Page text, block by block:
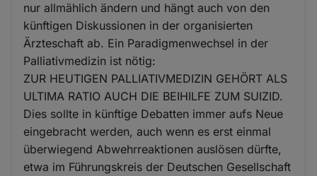
nur allmählich ändern und hängt auch von den
künftigen Diskussionen in der organisierten
Ärzteschaft ab. Ein Paradigmenwechsel in der
Palliativmedizin ist nötig:
ZUR HEUTIGEN PALLIATIVMEDIZIN GEHÖRT ALS
ULTIMA RATIO AUCH DIE BEIHILFE ZUM SUIZID.
Dies sollte in künftige Debatten immer aufs Neue
eingebracht werden, auch wenn es erst einmal
überwiegend Abwehrreaktionen auslösen dürfte,
etwa im Führungskreis der Deutschen Gesellschaft